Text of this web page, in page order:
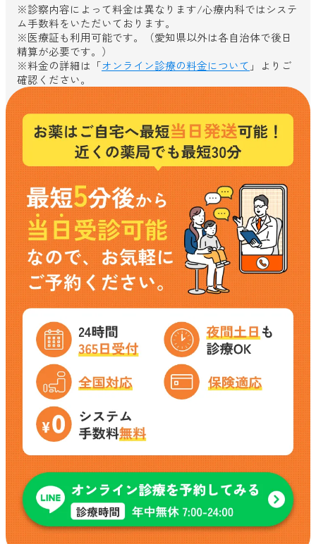
※診察内容によって料金は異なります/心療内科ではシステ
ム手数料をいただいております。
※医療証も利用可能です。（愛知県以外は各自治体で後日
精算が必要です。）
※料金の詳細は「オンライン診療の料金について 」よりご
確認ください。